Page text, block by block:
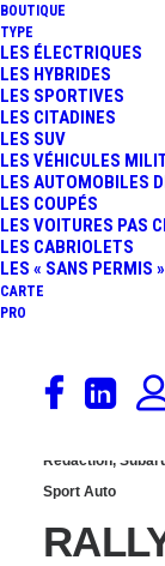
BOUTIQUE
TYPE
LES ÉLECTRIQUES
LES HYBRIDES
LES SPORTIVES
LES CITADINES
LES SUV
LES VÉHICULES
LES AUTOMOBILES
LES COUPÉS
LES VOITURES PAS
LES CABRIOLETS
LES « SANS PERMIS »
CARTE
PRO
DU
Rédaction,
Sport Auto